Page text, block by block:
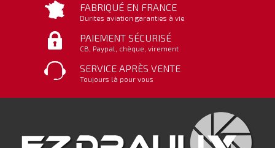
FABRIQUÉ EN FRANCE
Durites aviation garanties à vie
PAIEMENT SÉCURISÉ
CB, Paypal, chèque, virement
SERVICE APRÈS VENTE
Toujours là pour vous